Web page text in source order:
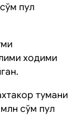
пул
ходими
тумани
сўм пул